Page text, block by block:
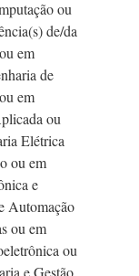
ou
de/da
em
de
em
ou
Elétrica
ou em
e
Automação
ou em
ou
e Gestão